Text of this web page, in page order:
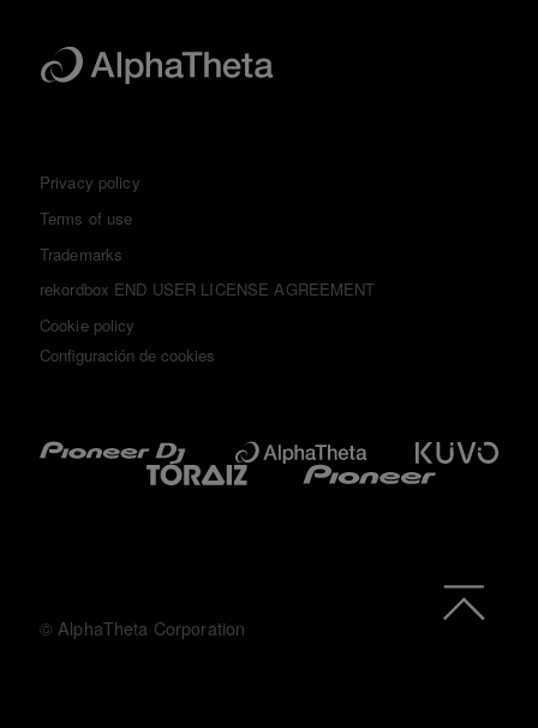
Privacy policy
Terms of use
Trademarks
rekordbox END USER LICENSE AGREEMENT
Cookie policy
Configuración de cookies
© AlphaTheta Corporation